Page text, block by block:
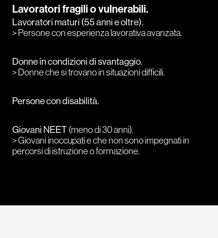
Lavoratori fragili o vulnerabili.
Lavoratori maturi (55 anni e oltre).
> Persone con esperienza lavorativa avanzata.
Donne in condizioni di svantaggio.
> Donneche si trovano in situazioni difficili.
Persone con disabilità.
Giovani NEET(meno di 30 anni).
> Giovani inoccupati e che non sono impegnati in
percorsi di istruzione o formazione.